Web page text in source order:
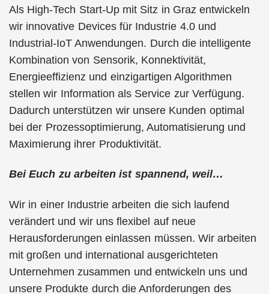
Als High-Tech Start-Up mit Sitz in Graz entwickeln
wir innovative Devices für Industrie 4.0 und
Industrial-IoT Anwendungen. Durch die intelligente
Kombination von Sensorik, Konnektivität,
Energieeffizienz und einzigartigen Algorithmen
stellen wir Information als Service zur Verfügung.
Dadurch unterstützen wir unsere Kunden optimal
bei der Prozessoptimierung, Automatisierung und
Maximierung ihrer Produktivität.
Bei Euch zu arbeiten ist spannend, weil…
Wir in einer Industrie arbeiten die sich laufend
verändert und wir uns flexibel auf neue
Herausforderungen einlassen müssen. Wir arbeiten
mit großen und international ausgerichteten
Unternehmen zusammen und entwickeln uns und
unsere Produkte durch die Anforderungen des